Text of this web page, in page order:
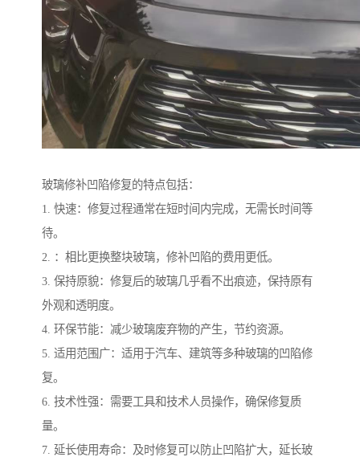
玻璃修补凹陷修复的特点包括：
1. 快速：修复过程通常在短时间内完成，无需长时间等
待。
2. ：相比更换整块玻璃，修补凹陷的费用更低。
3. 保持原貌：修复后的玻璃几乎看不出痕迹，保持原有
外观和透明度。
4. 环保节能：减少玻璃废弃物的产生，节约资源。
5. 适用范围广：适用于汽车、建筑等多种玻璃的凹陷修
复。
6. 技术性强：需要工具和技术人员操作，确保修复质
量。
7. 延长使用寿命：及时修复可以防止凹陷扩大，延长玻